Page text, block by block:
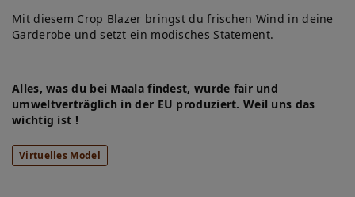
Mit diesem Crop Blazer bringst du frischen Wind in deine
Garderobe und setzt ein modisches Statement.
Alles, was du bei Maala findest, wurde fair und
umweltverträglich in der EU produziert. Weil uns das
wichtig ist !
Virtuelles Model